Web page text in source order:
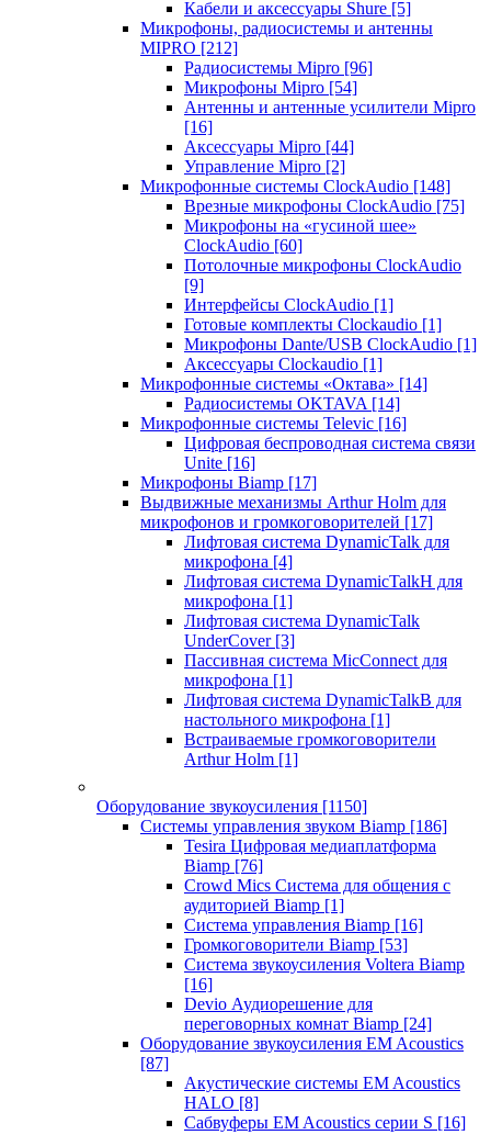
Кабели и аксессуары Shure [5]
Микрофоны, радиосистемы и антенны
MIPRO [212]
Радиосистемы Mipro [96]
Микрофоны Mipro [54]
Антенны и антенные усилители Mipro
[16]
Аксессуары Mipro [44]
Управление Mipro [2]
Микрофонные системы ClockAudio [148]
Врезные микрофоны ClockAudio [75]
Микрофоны на «гусиной шее»
ClockAudio [60]
Потолочные микрофоны ClockAudio
[9]
Интерфейсы ClockAudio [1]
Готовые комплекты Clockaudio [1]
Микрофоны Dante/USB ClockAudio [1]
Аксессуары Clockaudio [1]
Микрофонные системы «Октава» [14]
Радиосистемы OKTAVA [14]
Микрофонные системы Televic [16]
Цифровая беспроводная система связи
Unite [16]
Микрофоны Biamp [17]
Выдвижные механизмы Arthur Holm для
микрофонов и громкоговорителей [17]
Лифтовая система DynamicTalk для
микрофона [4]
Лифтовая система DynamicTalkH для
микрофона [1]
Лифтовая система DynamicTalk
UnderCover [3]
Пассивная система MicConnect для
микрофона [1]
Лифтовая система DynamicTalkB для
настольного микрофона [1]
Встраиваемые громкоговорители
Arthur Holm [1]
Оборудование звукоусиления [1150]
Системы управления звуком Biamp [186]
Tesira Цифровая медиаплатформа
Biamp [76]
Crowd Mics Система для общения с
аудиторией Biamp [1]
Система управления Biamp [16]
Громкоговорители Biamp [53]
Система звукоусиления Voltera Biamp
[16]
Devio Аудиорешение для
переговорных комнат Biamp [24]
Оборудование звукоусиления EM Acoustics
[87]
Акустические системы EM Acoustics
HALO [8]
Сабвуферы EM Acoustics серии S [16]